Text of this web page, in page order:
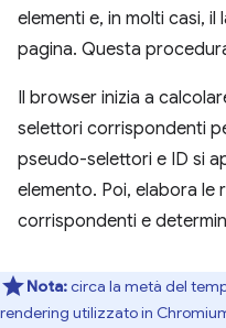
elementi e, in molti casi,
pagina. Questa
Il browser inizia a
selettori corrispondenti
pseudo-selettori e ID si
elemento. Poi, elabora le
corrispondenti e
Nota:circa la metà del
rendering utilizzato in